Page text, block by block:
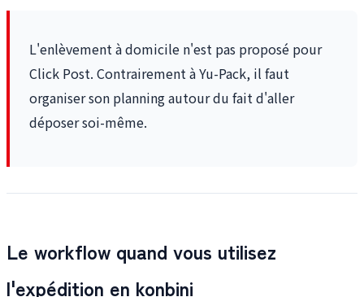
L'enlèvement à domicile n'est pas proposé pour
Click Post. Contrairement à Yu-Pack, il faut
organiser son planning autour du fait d'aller
déposer soi-même.
Le workflow quand vous utilisez
l'expédition en konbini